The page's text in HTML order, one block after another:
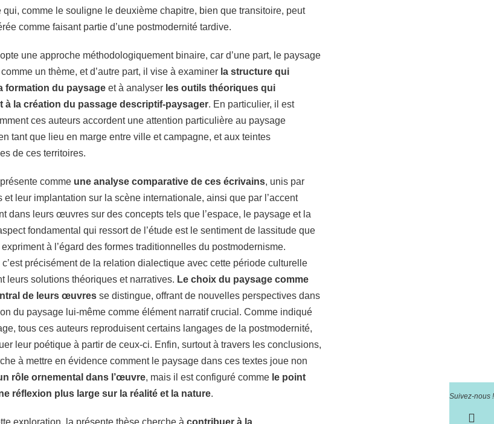
Suivez-nous !
qui, comme le souligne le deuxième chapitre, bien que transitoire, peut
comme faisant partie d’une postmodernité tardive.
une approche méthodologiquement binaire, car d’une part, le paysage
un thème, et d’autre part, il vise à examiner la structure qui
formation du paysageet à analyser les outils théoriques qui
à la création du passage descriptif-paysager. En particulier, il est
ces auteurs accordent une attention particulière au paysage
tant que lieu en marge entre ville et campagne, et aux teintes
de ces territoires.
comme une analyse comparative de ces écrivains, unis par
et leur implantation sur la scène internationale, ainsi que par l’accent
dans leurs œuvres sur des concepts tels que l’espace, le paysage et la
fondamental qui ressort de l’étude est le sentiment de lassitude que
à l’égard des formes traditionnelles du postmodernisme.
précisément de la relation dialectique avec cette période culturelle
leurs solutions théoriques et narratives. Le choix du paysage comme
de leurs œuvresse distingue, offrant de nouvelles perspectives dans
du paysage lui-même comme élément narratif crucial. Comme indiqué
tous ces auteurs reproduisent certains langages de la postmodernité,
leur poétique à partir de ceux-ci. Enfin, surtout à travers les conclusions,
à mettre en évidence comment le paysage dans ces textes joue non
rôle ornemental dans l’œuvre, mais il est configuré comme le point
réflexion plus large sur la réalité et la nature.
exploration, la présente thèse cherche à contribuer à la